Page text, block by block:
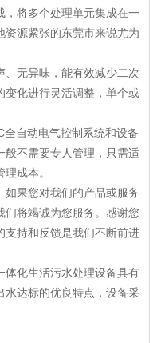
，将多个处理单元集成在一
资源紧张的东莞市来说尤为
、无异味，能有效减少二次
变化进行灵活调整，单个或
自动电气控制系统和设备
般不需要专人管理，只需适
成本。
如果您对我们的产品或服务
们将竭诚为您服务。感谢您
支持和反馈是我们不断前进
体化生活污水处理设备具有
水达标的优良特点，设备采